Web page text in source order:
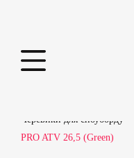
contentЧеревики для сноуборду
PRO ATV 26,5 (Green)